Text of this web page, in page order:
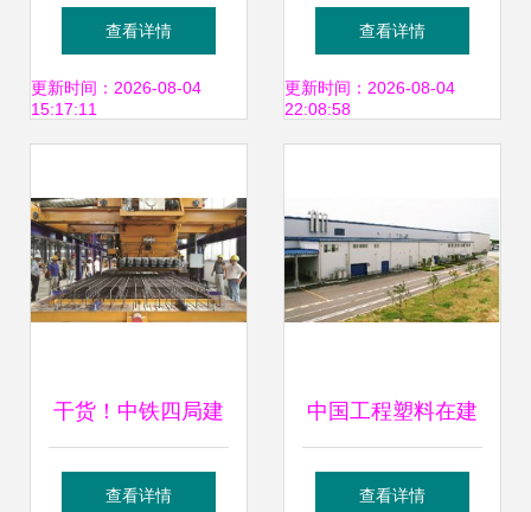
筒线厂家 专业定制
助力工程机械与建
查看详情
更新时间：2026-08-04
15:17:11
慧水体验共存｜畅
想未来建筑新生态
查看详情
更新时间：2026-08-04
22:08:58
干货！中铁四局建
筑公司详解装配式
查看详情
中国工程塑料在建
筑设备领域的创新
查看详情